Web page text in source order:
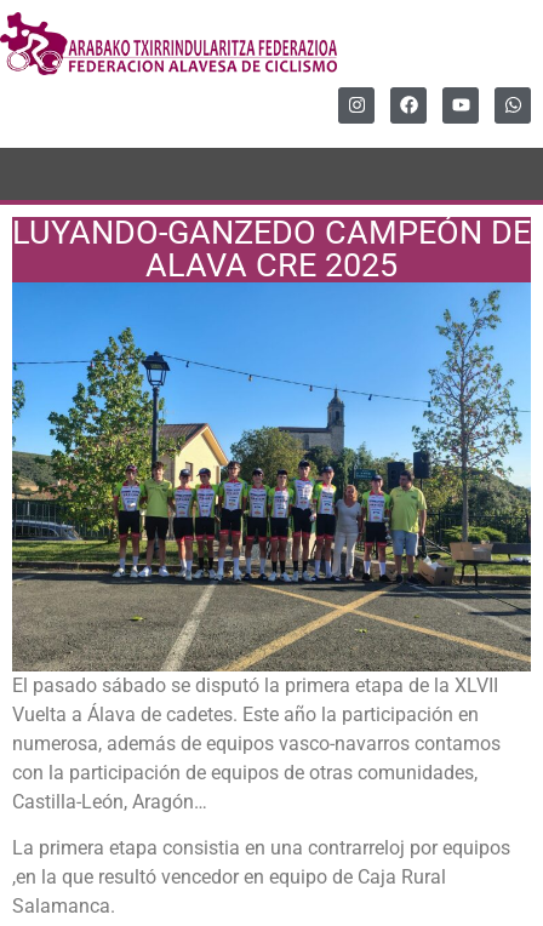
LUYANDO-GANZEDO CAMPEÓN DE
ALAVA CRE 2025
El pasado sábado se disputó la primera etapa de la XLVII
Vuelta a Álava de cadetes. Este año la participación en
numerosa, además de equipos vasco-navarros contamos
con la participación de equipos de otras comunidades,
Castilla-León, Aragón…
La primera etapa consistia en una contrarreloj por equipos
,en la que resultó vencedor en equipo de Caja Rural
Salamanca.